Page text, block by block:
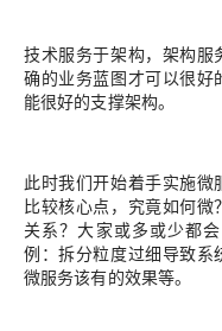
技术服务于架构，架构
确的业务蓝图才可以很
能很好的支撑架构。
此时我们开始着手实施
比较核心点，究竟如何
关系？大家或多或少都
例：拆分粒度过细导致系
微服务该有的效果等。